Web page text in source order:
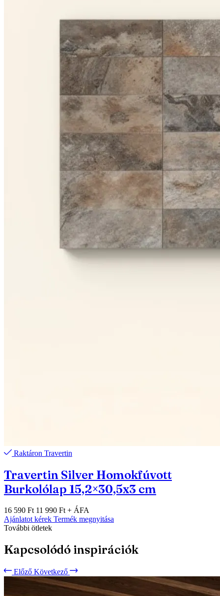
Raktáron Travertin
Travertin Silver Homokfúvott
Burkolólap 15,2×30,5x3 cm
16 590 Ft 11 990 Ft + ÁFA
Ajánlatot kérek Termék megnyitása
További ötletek
Kapcsolódó inspirációk
Előző Következő